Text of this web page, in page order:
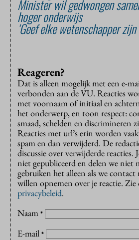
Minister wil gedwongen
hoger onderwijs
‘Geef elke wetenschapper
Reageren?
Dat is alleen mogelijk met een e-
verbonden aan de VU. Reacties
met voornaam of initiaal en
het onderwerp, en toon respect:
smaad, schelden en discrimineren
Reacties met url’s erin worden
spam en dan verwijderd. De
discussie over verwijderde reacties.
niet gepubliceerd en delen we niet
gebruiken het alleen als we contact
willen opnemen over je reactie. Zie
privacybeleid.
Naam *
E-mail *